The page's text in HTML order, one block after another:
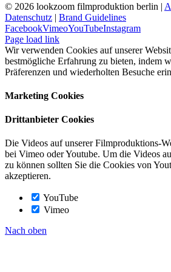
© 2026 lookzoom filmproduktion berlin |
Datenschutz | Brand Guidelines
FacebookVimeoYouTubeInstagram
Page load link
Wir verwenden Cookies auf unserer
bestmögliche Erfahrung zu bieten, indem
Präferenzen und wiederholten Besuche
Marketing Cookies
Drittanbieter Cookies
Die Videos auf unserer Filmproduktions-
bei Vimeo oder Youtube. Um die Videos
zu können sollten Sie die Cookies von
akzeptieren.
YouTube
Vimeo
Nach oben